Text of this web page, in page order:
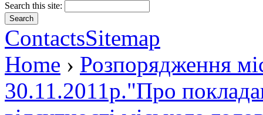
Search this site:
ContactsSitemap
Home › Розпорядження
30.11.2011р."Про